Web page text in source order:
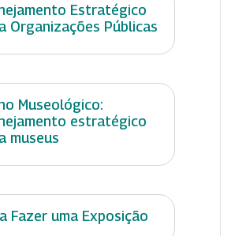
Estratégico
Organizações Públicas
Museológico:
estratégico
museus
Fazer uma Exposição